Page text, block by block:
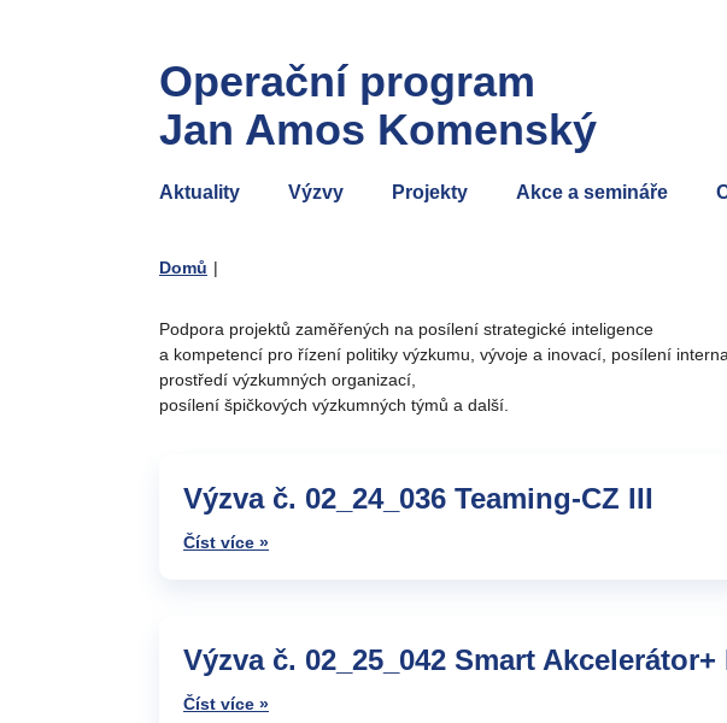
Operační program
Jan Amos Komenský
Aktuality Výzvy Projekty Akce a semináře
Domů |
Podpora projektů zaměřených na posílení strategické inteligence
a kompetencí pro řízení politiky výzkumu, vývoje a inovací, posílení
prostředí výzkumných organizací,
posílení špičkových výzkumných týmů a další.
Výzva č. 02_24_036 Teaming-CZ III
Číst více »
Výzva č. 02_25_042 Smart Akcelerátor+
Číst více »